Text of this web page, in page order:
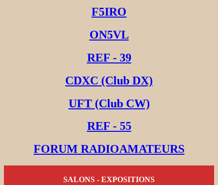
F5IRO
ON5VL
REF - 39
CDXC (Club DX)
UFT (Club CW)
REF - 55
FORUM RADIOAMATEURS
SALONS - EXPOSITIONS